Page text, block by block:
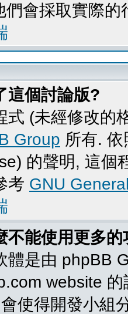
們會採取實際的
這個討論版?
式 (未經修改的
Group 所有.
的聲明, 這個
考 GNU
不能使用更多的
體是由 phpBB
website
使得開發小組